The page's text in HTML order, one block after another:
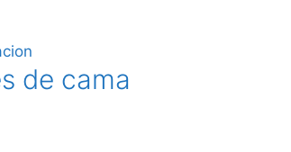
de cama